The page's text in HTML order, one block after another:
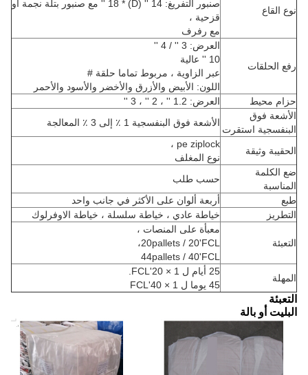
نوع القاع
صنبور التفريغ: 14 '' (D) * 18 '' مع صنبور بتلة نجمة أو
قزحية ،
مع رفرف
رفع الحلقات
العرض: 3 '' / 4 ''
10 '' عالية
عبر الزاوية ، مربوط تماما حلقة #
اللون: الأبيض والأزرق والأخضر والأسود والأحمر
حزام محيط
العرض: 1.2 '' ، 2 '' ، 3 ''
الأشعة فوق
البنفسجية استقرت
الأشعة فوق البنفسجية 1 ٪ إلى 3 ٪ المعالجة
الحقيبة وثيقة
pe ziplock ،
نوع المغلف
ضع الكلمة
المناسبة
حسب طلب
طبع
أربعة ألوان على الأكثر في جانب واحد
التطريز
خياطة عادي ، خياطة سلسلة ، خياطة الاوفرلوك
التعبئة
معبأة على المنصات ،
20pallets / 20'FCL،
44pallets / 40'FCL
المهلة
25 أيام ل 1 × 20'FCL.
45 يوما ل 1 × 40'FCL
التعبئة
البليت أو بالة